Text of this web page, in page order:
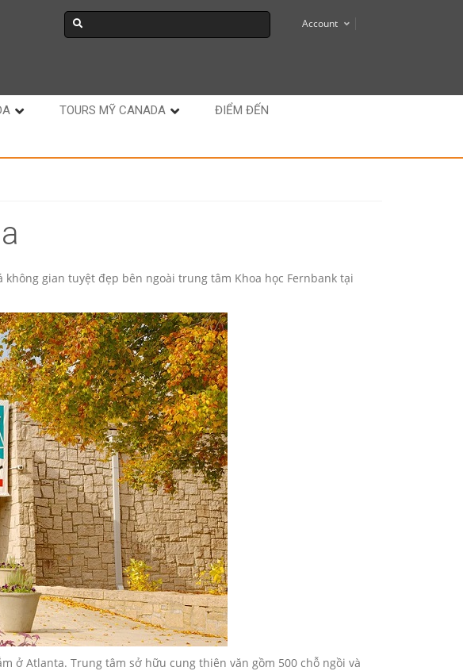
Account
TOURS MỸ CANADA ĐIỂM ĐẾN
gian tuyệt đẹp bên ngoài trung tâm Khoa học Fernbank tại
ở Atlanta. Trung tâm sở hữu cung thiên văn gồm 500 chỗ ngồi và